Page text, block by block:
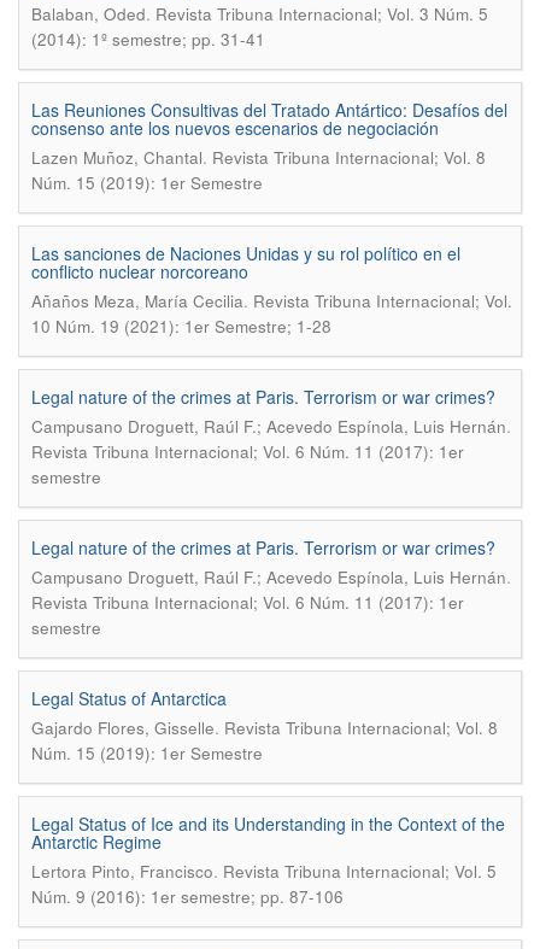
Balaban, Oded. Revista Tribuna Internacional; Vol. 3 Núm. 5
(2014): 1º semestre; pp. 31-41
Las Reuniones Consultivas del Tratado Antártico: Desafíos del
consenso ante los nuevos escenarios de negociación
Lazen Muñoz, Chantal. Revista Tribuna Internacional; Vol. 8
Núm. 15 (2019): 1er Semestre
Las sanciones de Naciones Unidas y su rol político en el
conflicto nuclear norcoreano
Añaños Meza, María Cecilia. Revista Tribuna Internacional; Vol.
10 Núm. 19 (2021): 1er Semestre; 1-28
Legal nature of the crimes at Paris. Terrorism or war crimes?
Campusano Droguett, Raúl F.; Acevedo Espínola, Luis Hernán.
Revista Tribuna Internacional; Vol. 6 Núm. 11 (2017): 1er
semestre
Legal nature of the crimes at Paris. Terrorism or war crimes?
Campusano Droguett, Raúl F.; Acevedo Espínola, Luis Hernán.
Revista Tribuna Internacional; Vol. 6 Núm. 11 (2017): 1er
semestre
Legal Status of Antarctica
Gajardo Flores, Gisselle. Revista Tribuna Internacional; Vol. 8
Núm. 15 (2019): 1er Semestre
Legal Status of Ice and its Understanding in the Context of the
Antarctic Regime
Lertora Pinto, Francisco. Revista Tribuna Internacional; Vol. 5
Núm. 9 (2016): 1er semestre; pp. 87-106